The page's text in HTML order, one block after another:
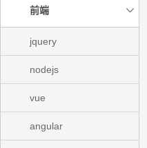
前端
jquery
nodejs
vue
angular